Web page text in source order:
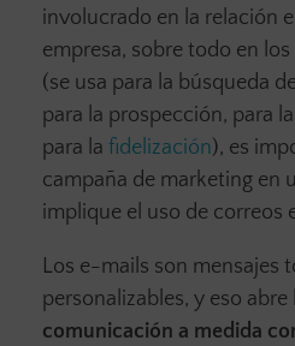
involucrado en la relación
empresa, sobre todo en
(se usa para la búsqueda
para la prospección, para
para la fidelización), es
campaña de marketing en
implique el uso de correos
Los e-mails son mensajes
personalizables, y eso abre
comunicación a medida